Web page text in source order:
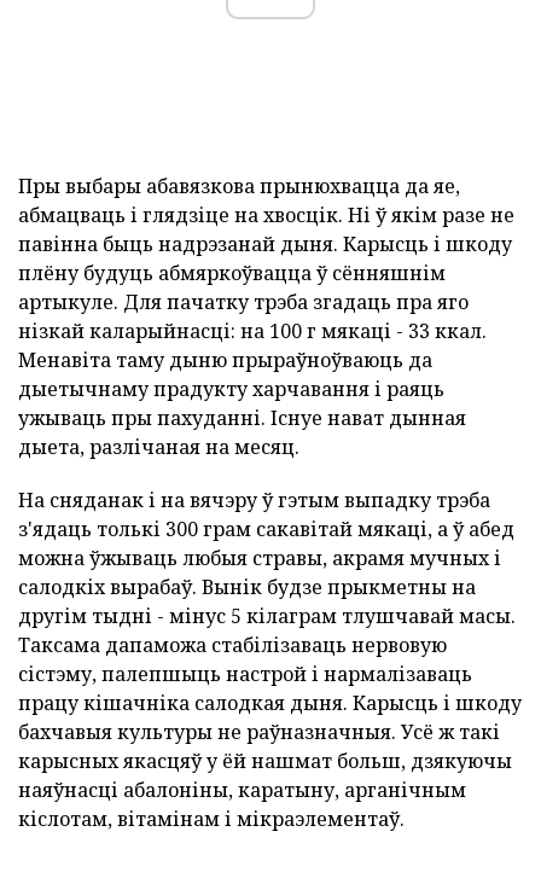
Пры выбары абавязкова прынюхвацца да яе,
абмацваць і глядзіце на хвосцік. Ні ў якім разе не
павінна быць надрэзанай дыня. Карысць і шкоду
плёну будуць абмяркоўвацца ў сённяшнім
артыкуле. Для пачатку трэба згадаць пра яго
нізкай каларыйнасці: на 100 г мякаці - 33 ккал.
Менавіта таму дыню прыраўноўваюць да
дыетычнаму прадукту харчавання і раяць
ужываць пры пахуданні. Існуе нават дынная
дыета, разлічаная на месяц.
На сняданак і на вячэру ў гэтым выпадку трэба
з'ядаць толькі 300 грам сакавітай мякаці, а ў абед
можна ўжываць любыя стравы, акрамя мучных і
салодкіх вырабаў. Вынік будзе прыкметны на
другім тыдні - мінус 5 кілаграм тлушчавай масы.
Таксама дапаможа стабілізаваць нервовую
сістэму, палепшыць настрой і нармалізаваць
працу кішачніка салодкая дыня. Карысць і шкоду
бахчавыя культуры не раўназначныя. Усё ж такі
карысных якасцяў у ёй нашмат больш, дзякуючы
наяўнасці абалоніны, каратыну, арганічным
кіслотам, вітамінам і мікраэлементаў.